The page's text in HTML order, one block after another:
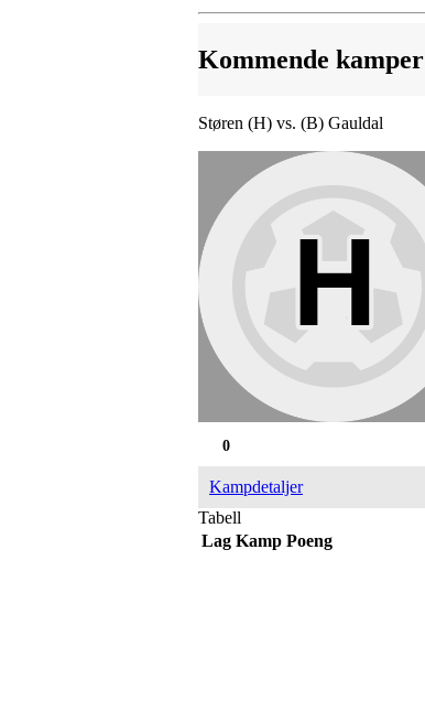
Kommende kamper
Støren (H) vs. (B) Gauldal
0
Kampdetaljer
Tabell
Lag Kamp Poeng